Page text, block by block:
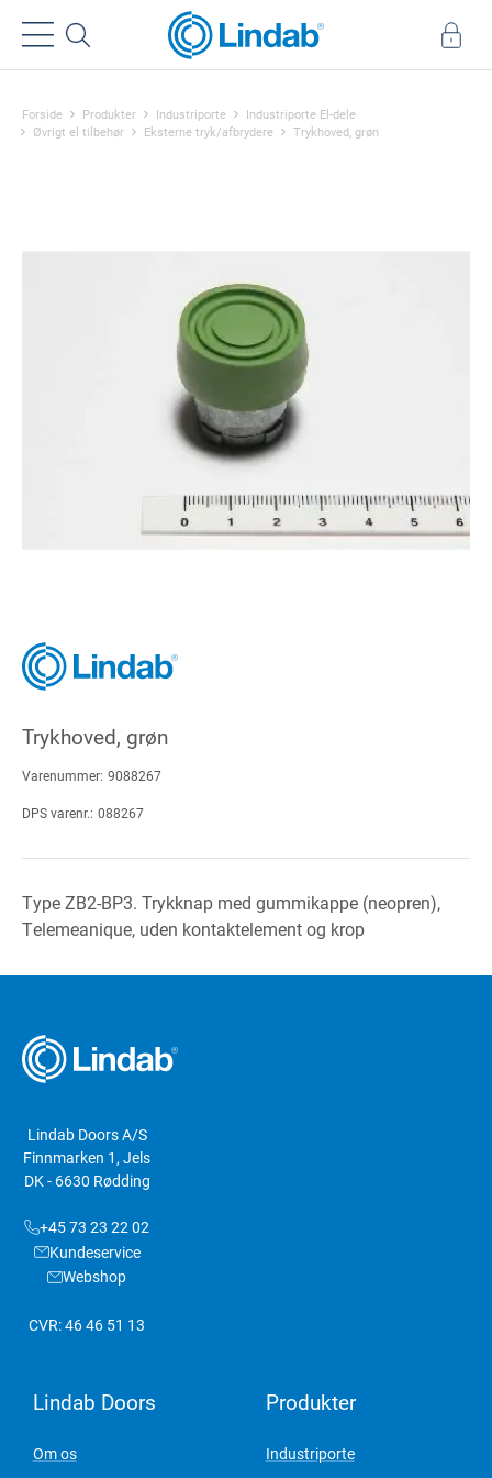
Forside Produkter Industriporte
Industriporte El-dele
Øvrigt el tilbehør
Eksterne tryk/afbrydere Trykhoved, grøn
Trykhoved, grøn
Varenummer: 9088267
DPS varenr.: 088267
Type ZB2-BP3. Trykknap med gummikappe (neopren),
Telemeanique, uden kontaktelement og krop
Lindab Doors A/S
Finnmarken 1, Jels
DK - 6630 Rødding
+45 73 23 22 02
Kundeservice
Webshop
CVR: 46 46 51 13
Lindab Doors
Om os
Produkter
Industriporte